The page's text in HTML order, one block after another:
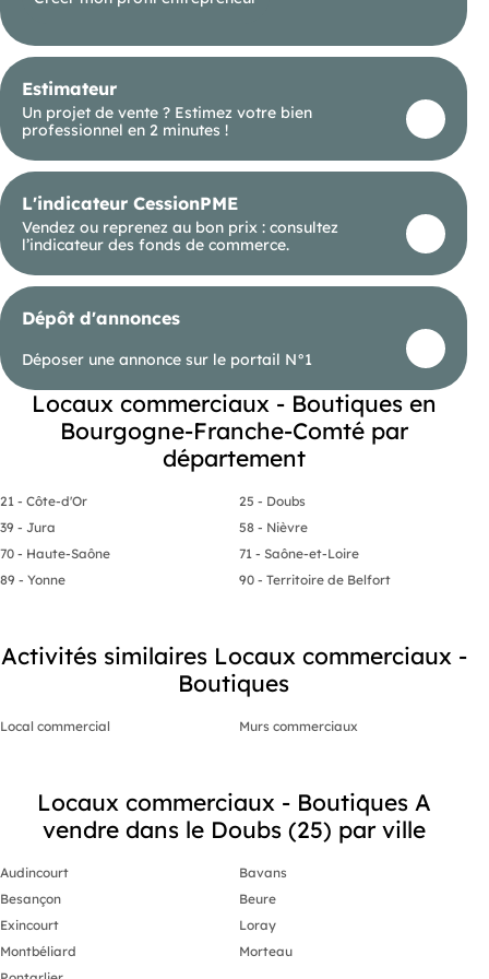
georisques. gouv. fr.
() Entrepreneur Individuel - Réf.930465
Estimateur
Un projet de vente ? Estimez votre bien
professionnel en 2 minutes !
L'indicateur CessionPME
Vendez ou reprenez au bon prix : consultez
l’indicateur des fonds de commerce.
Dépôt d'annonces
Déposer une annonce sur le portail N°1
Locaux commerciaux - Boutiques en
Bourgogne-Franche-Comté par
département
21 - Côte-d'Or
25 - Doubs
39 - Jura
58 - Nièvre
70 - Haute-Saône
71 - Saône-et-Loire
89 - Yonne
90 - Territoire de Belfort
Activités similaires Locaux commerciaux -
Boutiques
Local commercial Murs commerciaux
Locaux commerciaux - Boutiques A
vendre dans le Doubs (25) par ville
Audincourt
Bavans
Besançon
Beure
Exincourt
Loray
Montbéliard
Morteau